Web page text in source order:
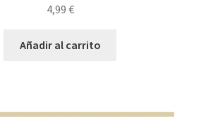
4,99 €
Añadir al carrito